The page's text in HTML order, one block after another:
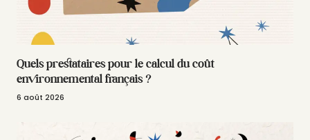
Quels prestataires pour le calcul du coût
environnemental français ?
6 août 2026